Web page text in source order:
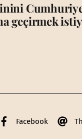
geçirmek
Facebook